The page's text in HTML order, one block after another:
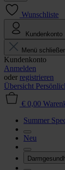
Wunschliste
Kundenkonto
Menü
Kundenkonto
Anmelden
oder registrieren
Übersicht
€ 0,00
Summer
Neu